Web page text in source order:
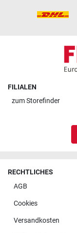
FILIALEN
zumStorefinder
RECHTLICHES
AGB
Cookies
Versandkosten